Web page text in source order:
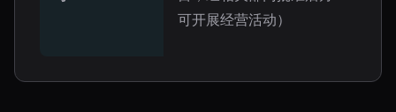
可开展经营活动）